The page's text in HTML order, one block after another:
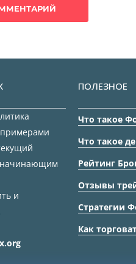
начинающим
и
ПОЛЕЗНОЕ
Что такое
Что такое
Рейтинг
Отзывы
Стратегии
Как